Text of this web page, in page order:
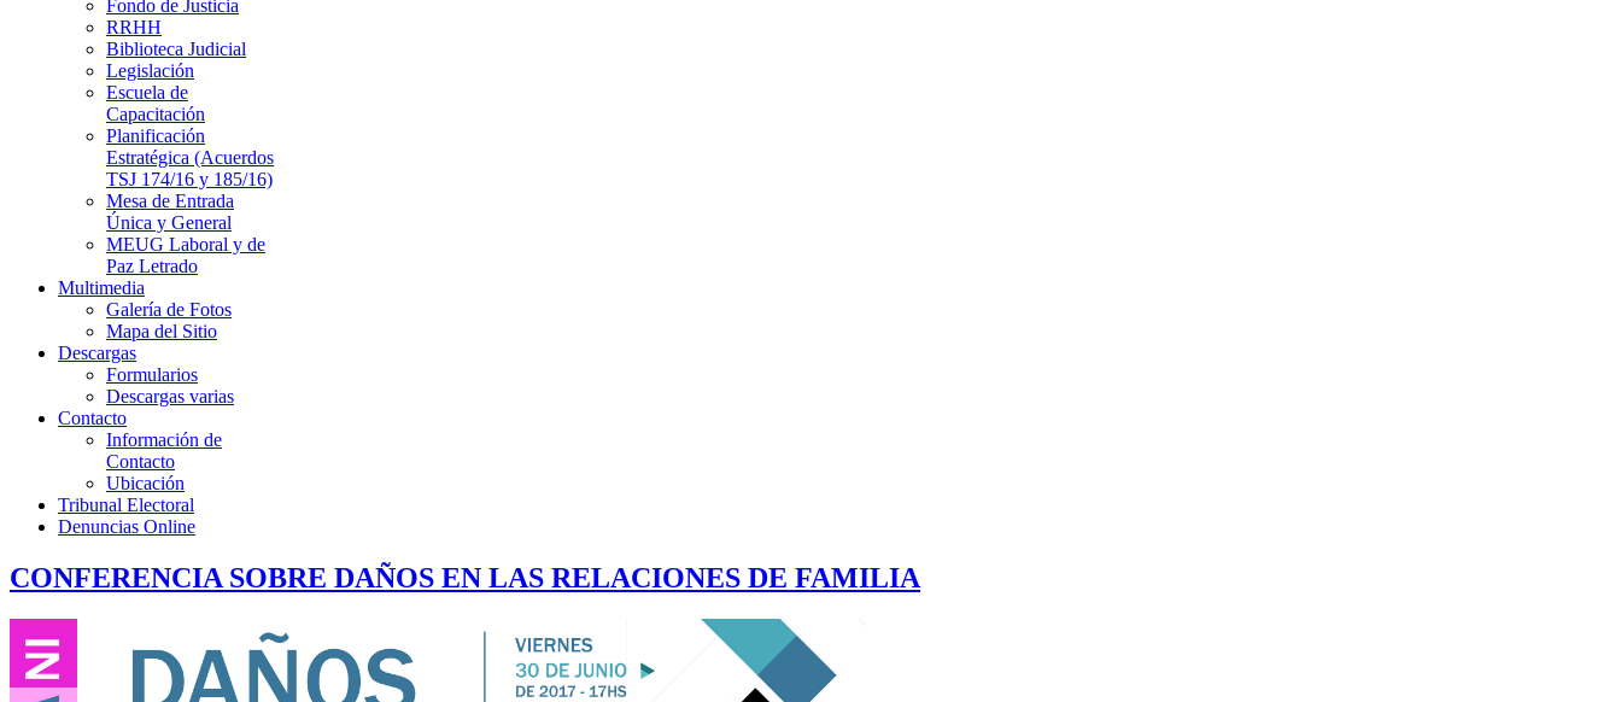
Fondo de Justicia
RRHH
Biblioteca Judicial
Legislación
Escuela de
Capacitación
Planificación
Estratégica (Acuerdos
TSJ 174/16 y 185/16)
Mesa de Entrada
Única y General
MEUG Laboral y de
Paz Letrado
Multimedia
Galería de Fotos
Mapa del Sitio
Descargas
Formularios
Descargas varias
Contacto
Información de
Contacto
Ubicación
Tribunal Electoral
Denuncias Online
CONFERENCIA SOBRE DAÑOS EN LAS RELACIONES DE FAMILIA